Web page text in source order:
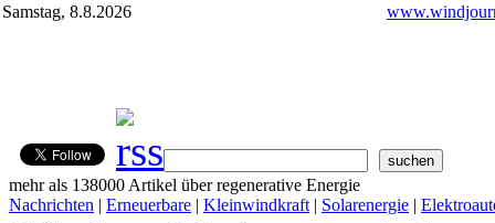
Samstag, 8.8.2026
mehr als 138000 Artikel über regenerative Energie
Nachrichten | Erneuerbare | Kleinwindkraft | Solarenergie |